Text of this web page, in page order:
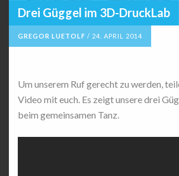
Drei Güggel im 3D-DruckLab
GREGOR LUETOLF / 24. APRIL 2014
Um unserem Ruf gerecht zu werden,
Video mit euch. Es zeigt unsere drei
beim gemeinsamen Tanz.